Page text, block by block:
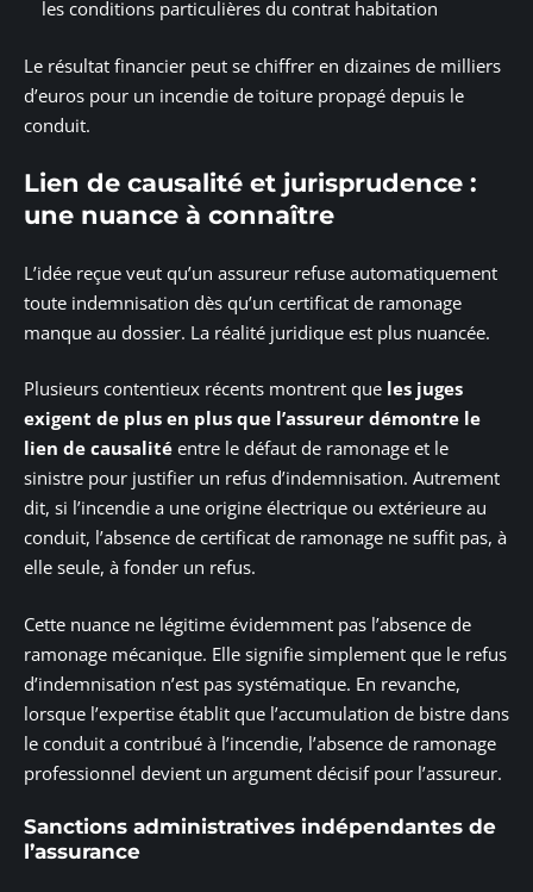
les conditions particulières du contrat habitation
Le résultat financier peut se chiffrer en dizaines de milliers
d’euros pour un incendie de toiture propagé depuis le
conduit.
Lien de causalité et jurisprudence :
une nuance à connaître
L’idée reçue veut qu’un assureur refuse automatiquement
toute indemnisation dès qu’un certificat de ramonage
manque au dossier. La réalité juridique est plus nuancée.
Plusieurs contentieux récents montrent que les juges
exigent de plus en plus que l’assureur démontre le
lien de causalité entre le défaut de ramonage et le
sinistre pour justifier un refus d’indemnisation. Autrement
dit, si l’incendie a une origine électrique ou extérieure au
conduit, l’absence de certificat de ramonage ne suffit pas, à
elle seule, à fonder un refus.
Cette nuance ne légitime évidemment pas l’absence de
ramonage mécanique. Elle signifie simplement que le refus
d’indemnisation n’est pas systématique. En revanche,
lorsque l’expertise établit que l’accumulation de bistre dans
le conduit a contribué à l’incendie, l’absence de ramonage
professionnel devient un argument décisif pour l’assureur.
Sanctions administratives indépendantes de
l’assurance